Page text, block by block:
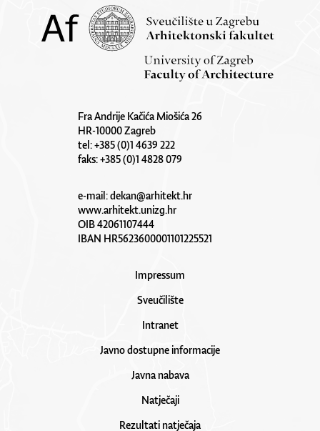
Fra Andrije Kačića Miošića 26
HR-10000 Zagreb
tel: +385 (0)1 4639 222
faks: +385 (0)1 4828 079
e-mail:dekan@arhitekt.hr
www.arhitekt.unizg.hr
OIB 42061107444
IBAN HR5623600001101225521
Impressum
Sveučilište
Intranet
Javno dostupne informacije
Javna nabava
Natječaji
Rezultati natječaja